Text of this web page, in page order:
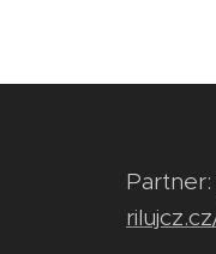
Partner: